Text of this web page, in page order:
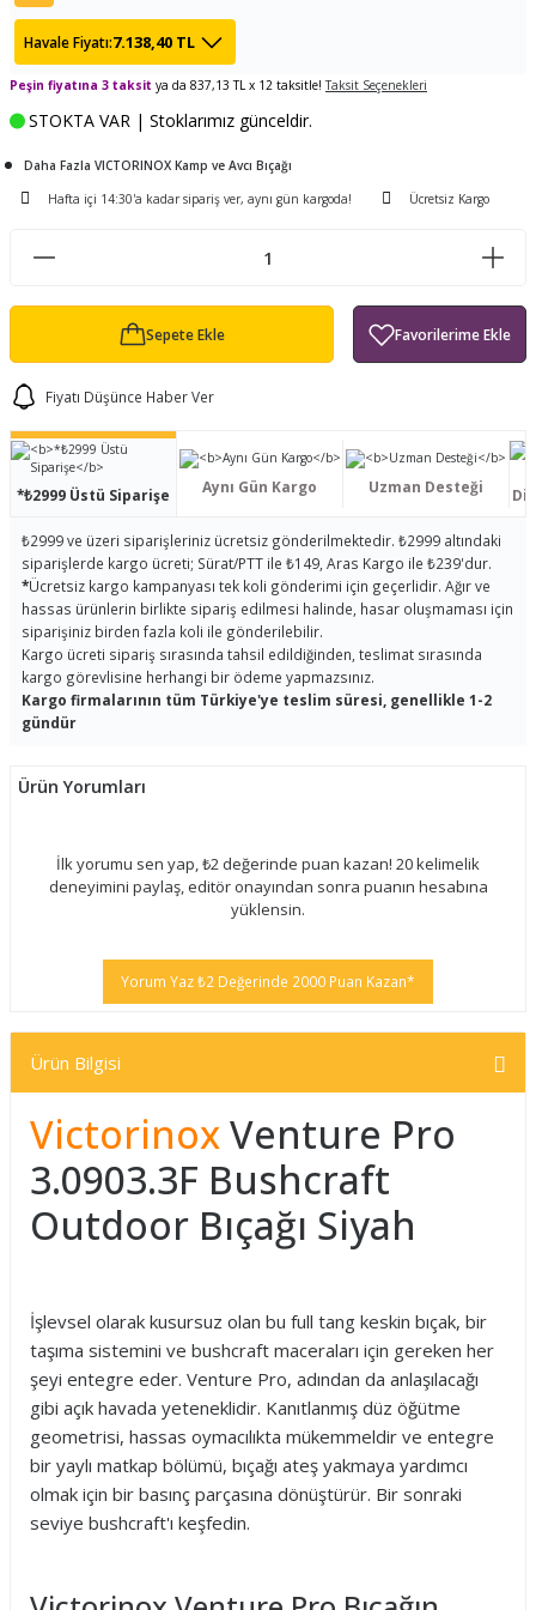
Makine Yağı
Göl Kamışı
Balık Malzemeleri Çantası
Mücadele Kemeri
Testere
Yedek Parça
Havale Fiyatı:7.138,40 TL
Peşin fiyatına 3 taksit ya da 837,13 TL x 12 taksitle! Taksit Seçenekleri
STOKTA VAR | Stoklarımız günceldir.
Daha Fazla VICTORINOX Kamp ve Avcı Bıçağı
Hafta içi 14:30'a kadar sipariş ver, aynı gün kargoda!
Ücretsiz Kargo
Sepete Ekle
Fiyatı Düşünce Haber Ver
*₺2999 Üstü Siparişe Aynı Gün Kargo Uzman Desteği
₺2999 ve üzeri siparişleriniz ücretsiz gönderilmektedir. ₺2999 altındaki
siparişlerde kargo ücreti; Sürat/PTT ile ₺149, Aras Kargo ile ₺239'dur.
*Ücretsiz kargo kampanyası tek koli gönderimi için geçerlidir. Ağır ve
hassas ürünlerin birlikte sipariş edilmesi halinde, hasar oluşmaması için
siparişiniz birden fazla koli ile gönderilebilir.
Kargo ücreti sipariş sırasında tahsil edildiğinden, teslimat sırasında
kargo görevlisine herhangi bir ödeme yapmazsınız.
Kargo firmalarının tüm Türkiye'ye teslim süresi, genellikle 1-2
gündür
Ürün Yorumları
İlk yorumu sen yap, ₺2 değerinde puan kazan! 20 kelimelik
deneyimini paylaş, editör onayından sonra puanın hesabına
yüklensin.
Yorum Yaz ₺2 Değerinde 2000 Puan Kazan*
Ürün Bilgisi
VictorinoxVenture Pro
3.0903.3F Bushcraft
Outdoor Bıçağı Siyah
İşlevsel olarak kusursuz olan bu full tang keskin bıçak, bir
taşıma sistemini ve bushcraft maceraları için gereken her
şeyi entegre eder. Venture Pro, adından da anlaşılacağı
gibi açık havada yeteneklidir. Kanıtlanmış düz öğütme
geometrisi, hassas oymacılıkta mükemmeldir ve entegre
bir yaylı matkap bölümü, bıçağı ateş yakmaya yardımcı
olmak için bir basınç parçasına dönüştürür. Bir sonraki
seviye bushcraft'ı keşfedin.